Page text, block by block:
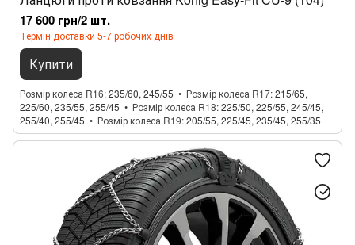
17 600 грн/2 шт.
Термін доставки 5-7 робочих днів
Купити
Розмір колеса R16 235/60, 245/55 Розмір колеса R17 215/65,
225/60, 235/55, 255/45
Розмір колеса R18 225/50, 225/55, 245/45,
255/40, 255/45
Розмір колеса R19 205/55, 225/45, 235/45, 255/35